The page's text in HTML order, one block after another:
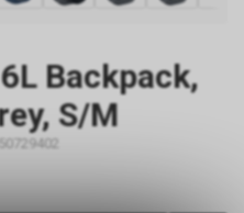
Backpack,
S/M